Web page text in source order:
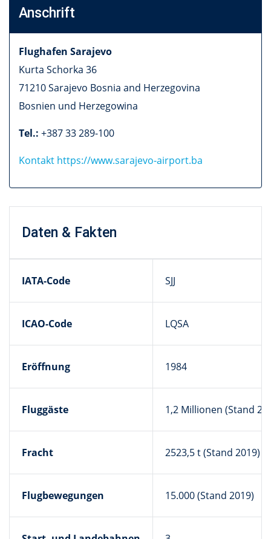
Anschrift
Flughafen Sarajevo
Kurta Schorka 36
71210Sarajevo Bosnia and Herzegovina
Bosnien und Herzegowina
Tel.: +387 33 289-100
Kontakt https://www.sarajevo-airport.ba
Daten & Fakten
IATA-Code SJJ
ICAO-Code LQSA
Eröffnung 1984
Fluggäste 1,2 Millionen (Stand
Fracht 2523,5 t (Stand 2019)
Flugbewegungen 15.000 (Stand 2019)